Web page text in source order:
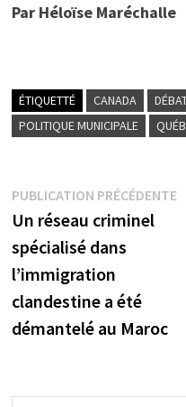
Par Héloïse Maréchalle
ÉTIQUETTÉ CANADA
POLITIQUE MUNICIPALE
Navigation
de
l’article
PUBLICATION PRÉCÉDENTE
Un réseau criminel
spécialisé dans
l’immigration
clandestine a été
démantelé au Maroc